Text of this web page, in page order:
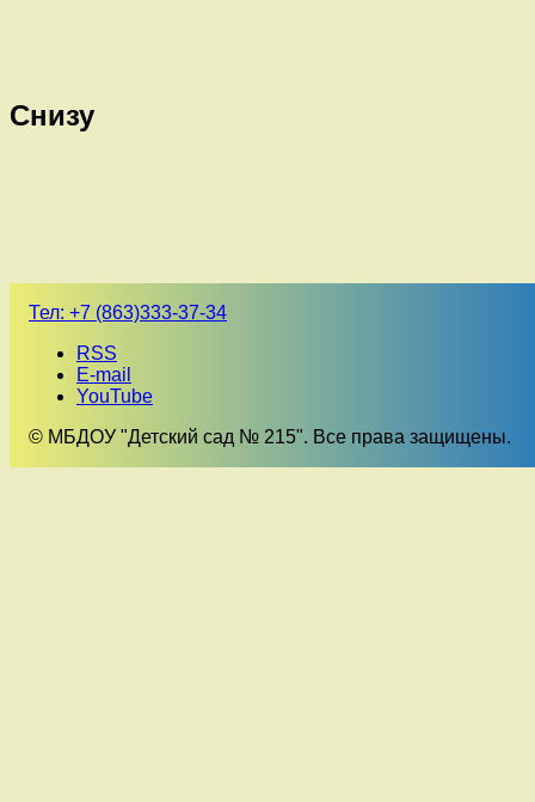
Снизу
Тел: +7 (863)333-37-34
RSS
E-mail
YouTube
© МБДОУ "Детский сад № 215". Все права защищены.